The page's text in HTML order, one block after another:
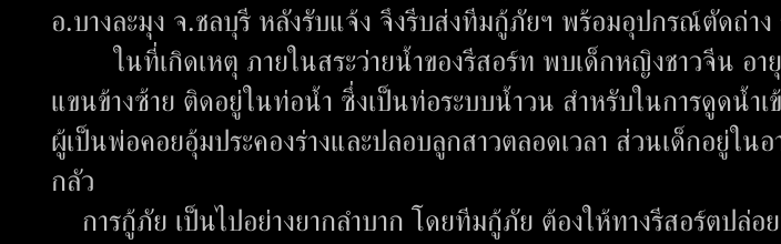
อ.บางละมุง จ.ชลบุรี หลังรับแจ้ง จึงรีบส่งทีมกู้ภัยฯ พร้อมอุปกรณ์ตัดถ่าง
ในที่เกิดเหตุ ภายในสระว่ายน้ำของรีสอร์ท พบเด็กหญิงชาวจีน อา
แขนข้างซ้าย ติดอยู่ในท่อน้ำ ซึ่งเป็นท่อระบบน้ำวน สำหรับในการดูดน้ำเ
ผู้เป็นพ่อคอยอุ้มประคองร่างและปลอบลูกสาวตลอดเวลา ส่วนเด็กอยู่ในอ
กลัว
การกู้ภัย เป็นไปอย่างยากลำบาก โดยทีมกู้ภัย ต้องให้ทางรีสอร์ตปล่อ